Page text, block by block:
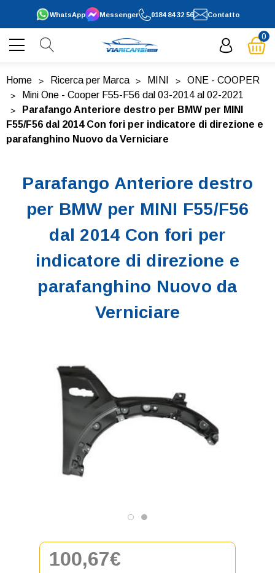
0184 84 32 56
WhatsApp Contatto
Messenger
0
Home Ricerca per Marca MINI
ONE - COOPER
Mini One - Cooper F55-F56 dal 03-2014 al 02-2021
Parafango Anteriore destro per BMW per MINI
F55/F56 dal 2014 Con fori per indicatore di direzione e
parafanghino Nuovo da Verniciare
Parafango Anteriore destro
per BMW per MINI F55/F56
dal 2014 Con fori per
indicatore di direzione e
parafanghino Nuovo da
Verniciare
100,67€